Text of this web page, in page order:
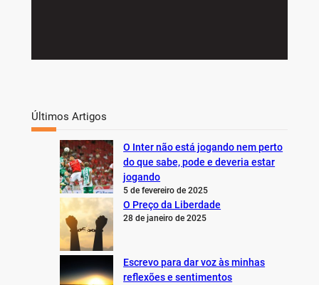
Últimos Artigos
O Inter não está jogando nem perto
do que sabe, pode e deveria estar
jogando
5 de fevereiro de 2025
O Preço da Liberdade
28 de janeiro de 2025
Escrevo para dar voz às minhas
reflexões e sentimentos